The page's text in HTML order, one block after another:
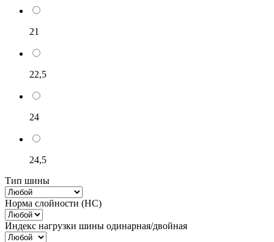
21
22,5
24
24,5
Тип шины
Норма слойности (НС)
Индекс нагрузки шины одинарная/двойная